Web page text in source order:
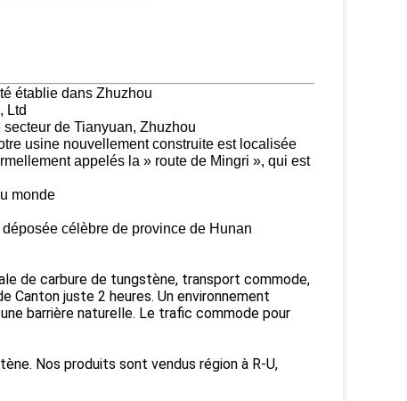
établie dans Zhuzhou
Ltd
de Tianyuan, Zhuzhou
usine nouvellement construite est localisée
appelés la » route de Mingri », qui est
monde
célèbre de province de Hunan
de carbure de tungstène, transport commode,
Canton juste 2 heures. Un environnement
barrière naturelle. Le trafic commode pour
Nos produits sont vendus région à R-U,